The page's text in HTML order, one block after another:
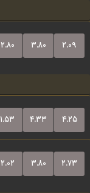
۲.۸۰ ۳.۸۰ ۲.۰۹
۱.۵۳ ۴.۳۳ ۴.۲۵
۲.۰۲ ۳.۸۰ ۲.۷۳